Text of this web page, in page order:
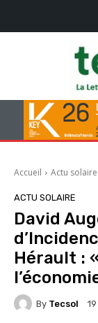
Accueil Actu solaire
ACTU SOLAIRE
David
Hérault :
By Tecsol